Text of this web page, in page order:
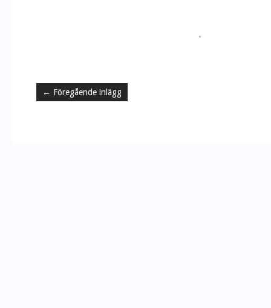
.
← Föregående inlägg